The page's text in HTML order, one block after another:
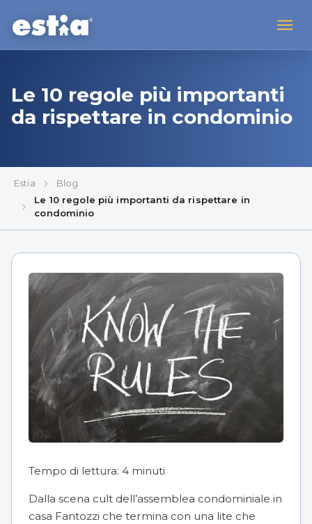
Le 10 regole più importanti
da rispettare in condominio
Estia
Blog
Le 10 regole più importanti da rispettare in
condominio
Tempo di lettura: 4 minuti
Dalla scena cult dell’assemblea condominiale in
casa Fantozzi che termina con una lite che